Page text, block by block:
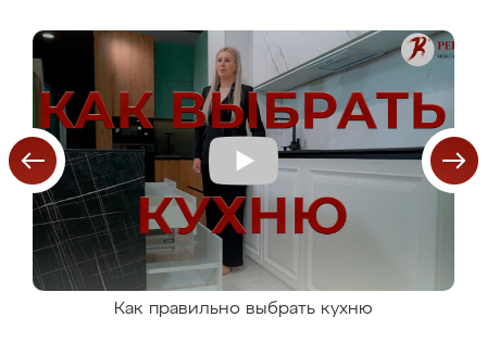
Как правильно выбрать кухню